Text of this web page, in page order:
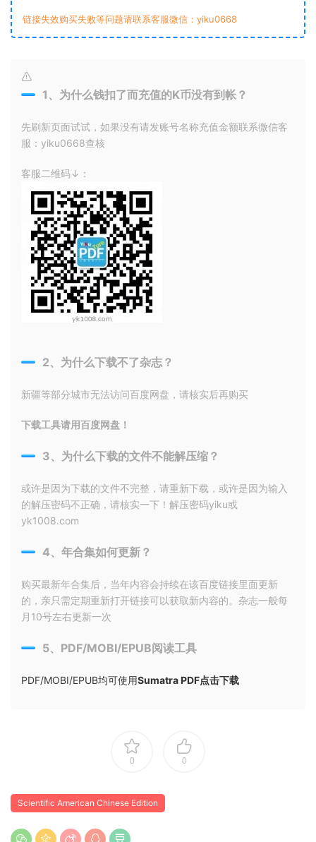
链接失效购买失败等问题请联系客服微信：yiku0668
1、为什么钱扣了而充值的K币没有到帐？
先刷新页面试试，如果没有请发账号名称充值金额联系微信客
服：yiku0668查核
客服二维码↓：
2、为什么下载不了杂志？
新疆等部分城市无法访问百度网盘，请核实后再购买
下载工具请用百度网盘！
3、为什么下载的文件不能解压缩？
或许是因为下载的文件不完整，请重新下载，或许是因为输入
的解压密码不正确，请核实一下！解压密码yiku或
yk1008.com
4、年合集如何更新？
购买最新年合集后，当年内容会持续在该百度链接里面更新
的，亲只需定期重新打开链接可以获取新内容的。杂志一般每
月10号左右更新一次
5、PDF/MOBI/EPUB阅读工具
PDF/MOBI/EPUB均可使用Sumatra PDF点击下载
0 0
Scientific American Chinese Edition